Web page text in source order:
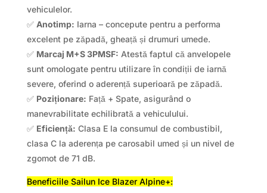
vehiculelor.
✅ Anotimp: Iarna – concepute pentru a performa
excelent pe zăpadă, gheață și drumuri umede.
✅ Marcaj M+S 3PMSF: Atestă faptul că anvelopele
sunt omologate pentru utilizare în condiții de iarnă
severe, oferind o aderență superioară pe zăpadă.
✅ Poziționare: Față + Spate, asigurând o
manevrabilitate echilibrată a vehiculului.
✅ Eficiență: Clasa E la consumul de combustibil,
clasa C la aderența pe carosabil umed și un nivel de
zgomot de 71 dB.
Beneficiile Sailun Ice Blazer Alpine+: